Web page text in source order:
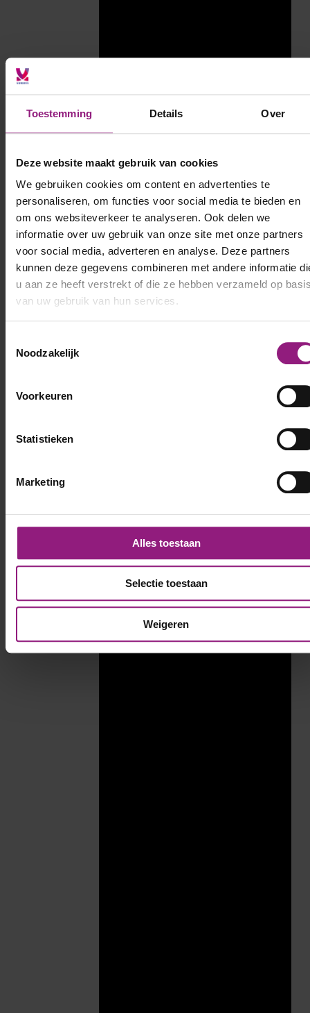
Toestemming Details Over
Deze website maakt gebruik van cookies
We gebruiken cookies om content en advertenties te
personaliseren, om functies voor social media te bieden en
om ons websiteverkeer te analyseren. Ook delen we
informatie over uw gebruik van onze site met onze partners
voor social media, adverteren en analyse. Deze partners
kunnen deze gegevens combineren met andere informatie
u aan ze heeft verstrekt of die ze hebben verzameld op
van uw gebruik van hun services.
Noodzakelijk
Voorkeuren
Statistieken
Marketing
Alles toestaan
Selectie toestaan
Weigeren
Ga naar
kenniscentrum